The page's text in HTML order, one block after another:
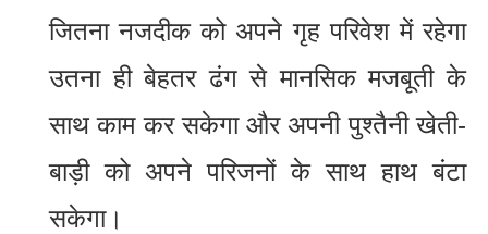
जितना नजदीक को अपने गृह परिवेश में रहेगा
उतना ही बेहतर ढंग से मानसिक मजबूती के
साथ काम कर सकेगा और अपनी पुश्तैनी खेती-
बाड़ी को अपने परिजनों के साथ हाथ बंटा
सकेगा।